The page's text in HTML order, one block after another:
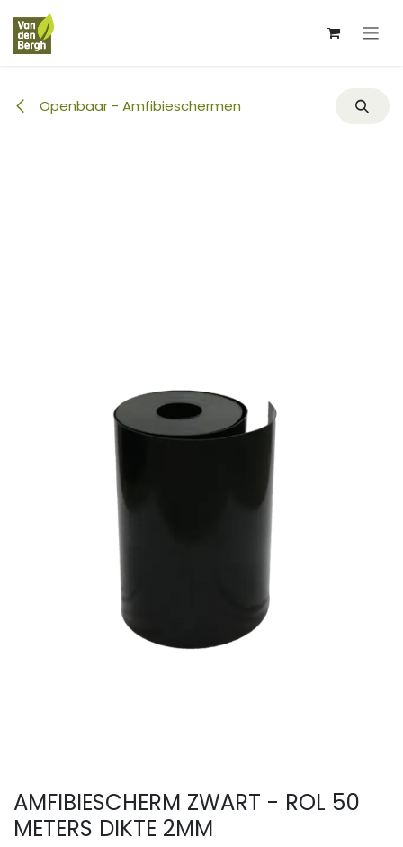
Overslaan naar inhoud
Openbaar - Amfibieschermen
AMFIBIESCHERM ZWART - ROL 50
METERS DIKTE 2MM